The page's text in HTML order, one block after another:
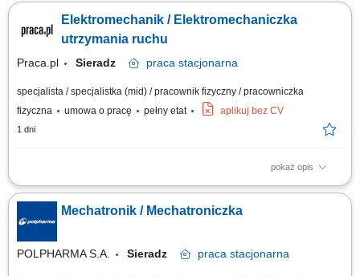
reagowanie na awarie w celu minimalizowania przestojów, wsparcie
techniczne zespołu w obsłudze maszyn i urządzeń, dbanie o
Elektromechanik / Elektromechaniczka
utrzymania ruchu
Praca.pl Sieradz praca stacjonarna
specjalista / specjalistka (mid) / pracownik fizyczny / pracowniczka
fizyczna
umowa o pracę pełny etat aplikuj bez CV
1 dni
pokaż opis
Zakres obowiązków: Zapewnienie prawidłowego działania maszyn,
urządzeń, instalacji oraz systemów automatyki. Wykonywanie napraw,
konserwacji i bieżących prac serwisowych. Przeprowadzanie przeglądów
technicznych oraz kontroli stanu urządzeń. Wykonywanie kalibracji
aparatury...
Mechatronik / Mechatroniczka
POLPHARMA S.A. Sieradz praca stacjonarna